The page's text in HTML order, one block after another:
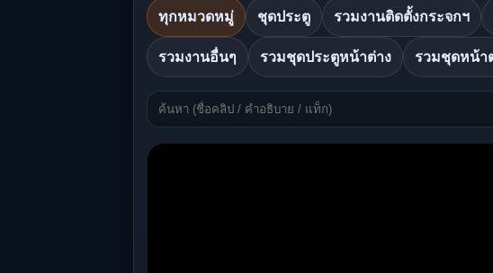
ทุกหมวดหมู่ ชุดประตู รวมงานติดตั้งกระจกฯ
รวมงานอื่นๆ รวมชุดประตูหน้าต่าง รวมชุดหน้า